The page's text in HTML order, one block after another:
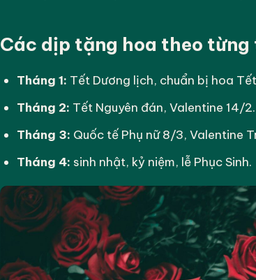
Các dịp tặng hoa theo từng
Tháng 1: Tết Dương lịch, chuẩn bị hoa
Tháng 2: Tết Nguyên đán, Valentine 14/2.
Tháng 3: Quốc tế Phụ nữ 8/3, Valentine
Tháng 4: sinh nhật, kỷ niệm, lễ Phục Sinh.